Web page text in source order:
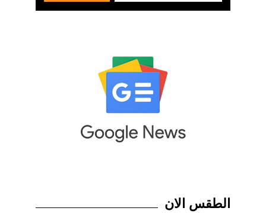
الطقس الان